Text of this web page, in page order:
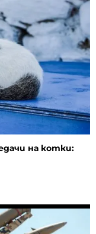
на котки: